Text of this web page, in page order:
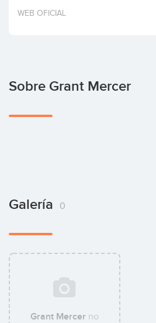
Invertir
WEB OFICIAL
Sobre Grant Mercer
Galería 0
Grant Mercer no